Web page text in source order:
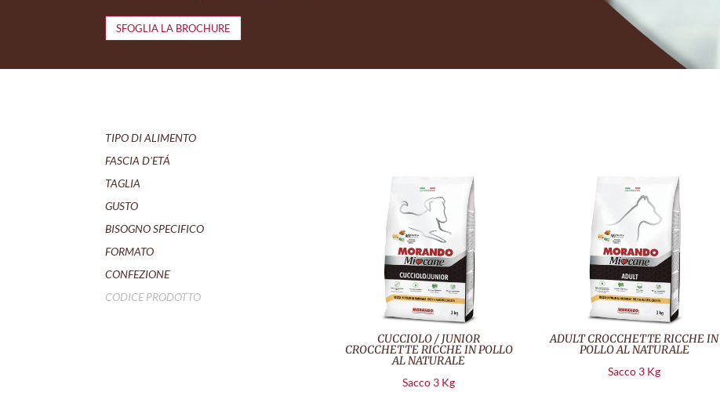
SFOGLIA LA BROCHURE
TIPO DI ALIMENTO
FASCIA D'ETÁ
TAGLIA
GUSTO
BISOGNO SPECIFICO
FORMATO
CONFEZIONE
CODICE PRODOTTO
CUCCIOLO / JUNIOR
CROCCHETTE RICCHE IN POLLO
AL NATURALE
Sacco 3 Kg
ADULT CROCCHETTE RICCHE IN
POLLO AL NATURALE
Sacco 3 Kg